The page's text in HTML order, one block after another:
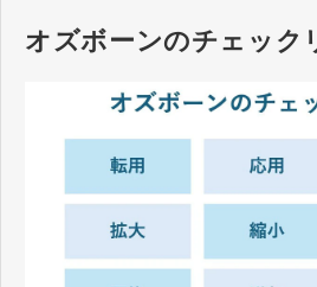
オズボーンのチェック